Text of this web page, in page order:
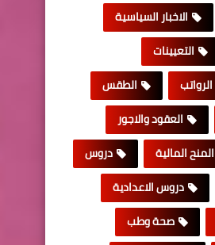
الاخبار السياسية
التعيينات
الرواتب
الطقس
العقود والاجور
المنح المالية
دروس
دروس الاعدادية
صحة وطب